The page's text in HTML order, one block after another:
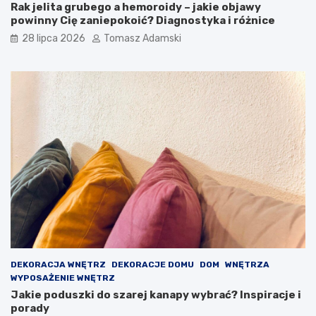
Rak jelita grubego a hemoroidy – jakie objawy
powinny Cię zaniepokoić? Diagnostyka i różnice
28 lipca 2026 Tomasz Adamski
DEKORACJA WNĘTRZ DEKORACJE DOMU DOM
WNĘTRZA
WYPOSAŻENIE WNĘTRZ
Jakie poduszki do szarej kanapy wybrać? Inspiracje i
porady